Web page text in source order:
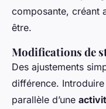
composante, créant
être.
Modifications de
Des ajustements
différence. Introduire
parallèle d’une